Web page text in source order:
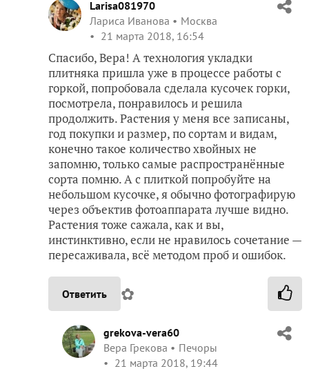
Larisa081970
Лариса Иванова
Москва
21 марта 2018, 16:54
Спасибо, Вера! А технология укладки
плитняка пришла уже в процессе работы с
горкой, попробовала сделала кусочек горки,
посмотрела, понравилось и решила
продолжить. Растения у меня все записаны,
год покупки и размер, по сортам и видам,
конечно такое количество хвойных не
запомню, только самые распространённые
сорта помню. А с плиткой попробуйте на
небольшом кусочке, я обычно фотографирую
через объектив фотоаппарата лучше видно.
Растения тоже сажала, как и вы,
инстинктивно, если не нравилось сочетание —
пересаживала, всё методом проб и ошибок.
Ответить ✿
grekova-vera60
Вера Грекова
Печоры
21 марта 2018, 19:44